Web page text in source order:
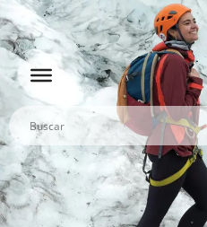
Ir
al
contenido